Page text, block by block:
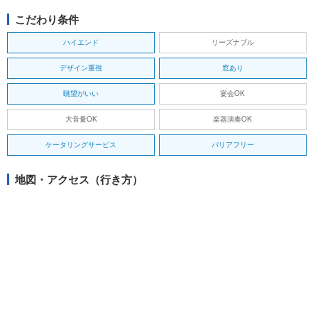
こだわり条件
ハイエンド リーズナブル
デザイン重視 窓あり
眺望がいい 宴会OK
大音量OK 楽器演奏OK
ケータリングサービス バリアフリー
地図・アクセス（行き方）